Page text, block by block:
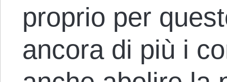
proprio per
ancora di più i